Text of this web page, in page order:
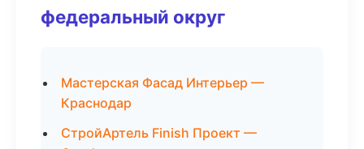
федеральный округ
Мастерская Фасад Интерьер —
Краснодар
СтройАртель Finish Проект —